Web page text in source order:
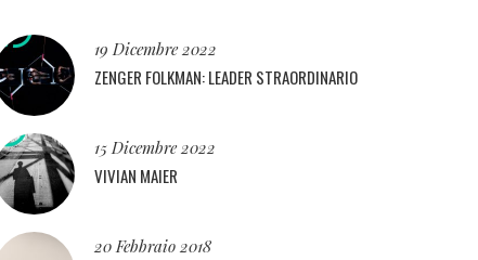
19 Dicembre 2022
ZENGER FOLKMAN: LEADER STRAORDINARIO
15 Dicembre 2022
VIVIAN MAIER
20 Febbraio 2018